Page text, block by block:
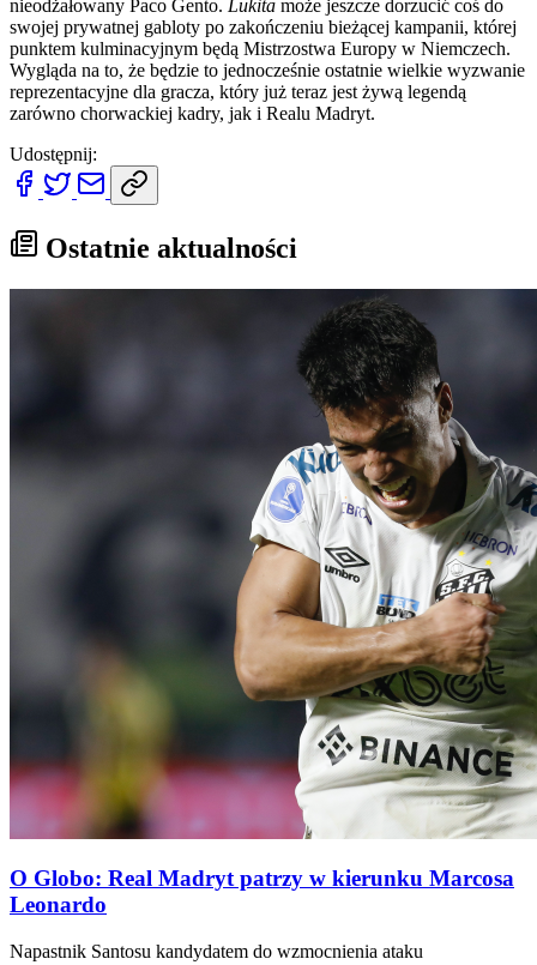
nieodżałowany Paco Gento. Lukita może jeszcze dorzucić coś do
swojej prywatnej gabloty po zakończeniu bieżącej kampanii, której
punktem kulminacyjnym będą Mistrzostwa Europy w Niemczech.
Wygląda na to, że będzie to jednocześnie ostatnie wielkie wyzwanie
reprezentacyjne dla gracza, który już teraz jest żywą legendą
zarówno chorwackiej kadry, jak i Realu Madryt.
Udostępnij:
Ostatnie aktualności
O Globo: Real Madryt patrzy w kierunku Marcosa
Leonardo
Napastnik Santosu kandydatem do wzmocnienia ataku